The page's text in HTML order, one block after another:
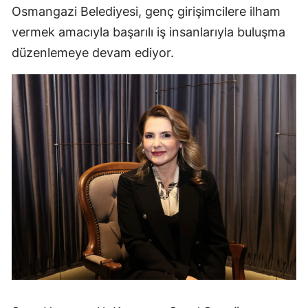
Osmangazi Belediyesi, genç girişimcilere ilham
vermek amacıyla başarılı iş insanlarıyla buluşma
düzenlemeye devam ediyor.